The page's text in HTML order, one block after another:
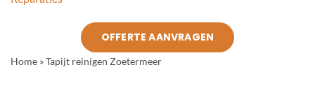
OFFERTE AANVRAGEN
Home »Tapijt reinigen Zoetermeer